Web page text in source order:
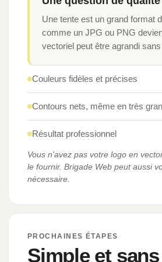
Une tente est un grand format
comme un JPG ou PNG
vectoriel peut être agrandi
Couleurs fidèles et précises
Contours nets, même en très
Résultat professionnel
Vous n'avez pas votre logo en
le fournir. Brigade Web peut aussi
nécessaire.
PROCHAINES ÉTAPES
Simple et